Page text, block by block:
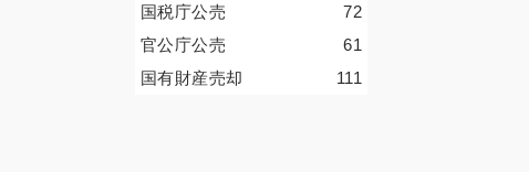
72
国税庁公売
61
官公庁公売
111
国有財産売却